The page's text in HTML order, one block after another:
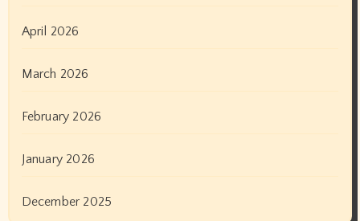
April 2026
March 2026
February 2026
January 2026
December 2025